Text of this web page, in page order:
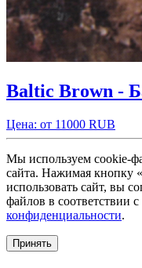
Baltic Brown -
Цена: от 11000 RUB
Мы используем cookie-
сайта. Нажимая кнопку
использовать сайт, вы
файлов в соответствии
конфиденциальности.
Принять